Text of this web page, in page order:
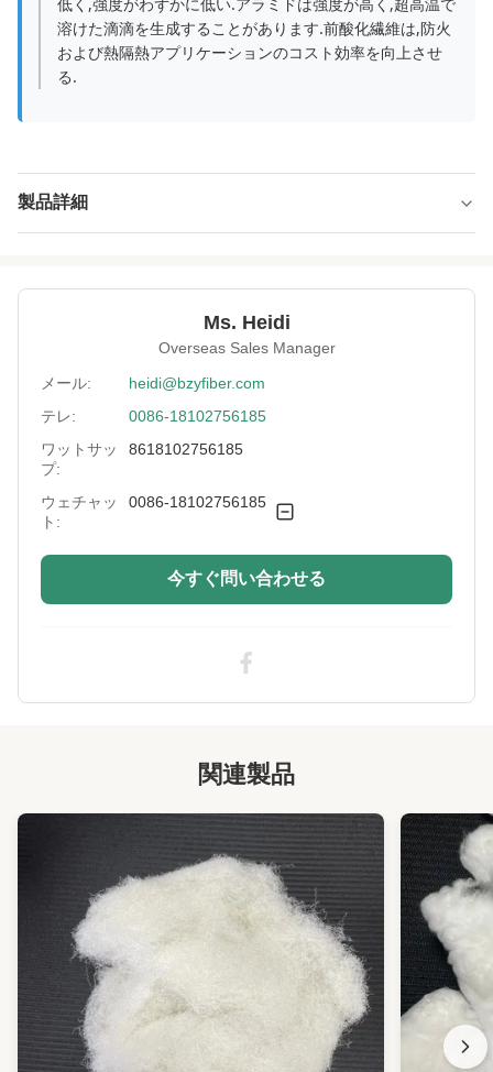
溶けた滴滴を生成することがあります.前酸化繊維は,防火
および熱隔熱アプリケーションのコスト効率を向上させ
る.
製品詳細
Specification: 1.5D*51MM
Color: 黒
More Sizes: カスタマイズ可能
Siliconized/Non-
Silicified:
Ms. Heidi
Overseas Sales Manager
メール:
heidi@bzyfiber.com
テレ:
0086-18102756185
ワットサッ
プ:
8618102756185
ウェチャッ
ト:
0086-18102756185
今すぐ問い合わせる
関連製品